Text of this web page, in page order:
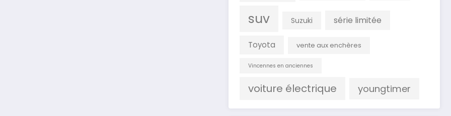
suv Suzuki série limitée
Toyota vente aux enchères
Vincennes en anciennes
voiture électrique youngtimer